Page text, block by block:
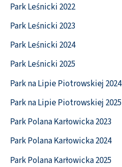
Park Leśnicki 2022
Park Leśnicki 2023
Park Leśnicki 2024
Park Leśnicki 2025
Park na Lipie Piotrowskiej 2024
Park na Lipie Piotrowskiej 2025
Park Polana Karłowicka 2023
Park Polana Karłowicka 2024
Park Polana Karłowicka 2025